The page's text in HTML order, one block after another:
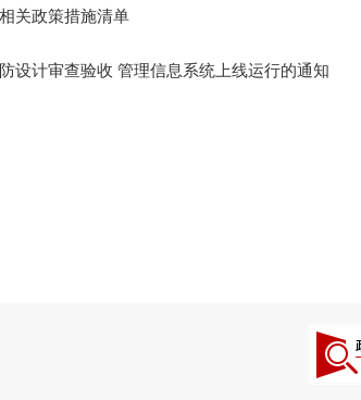
关政策措施清单
设计审查验收 管理信息系统上线运行的通知